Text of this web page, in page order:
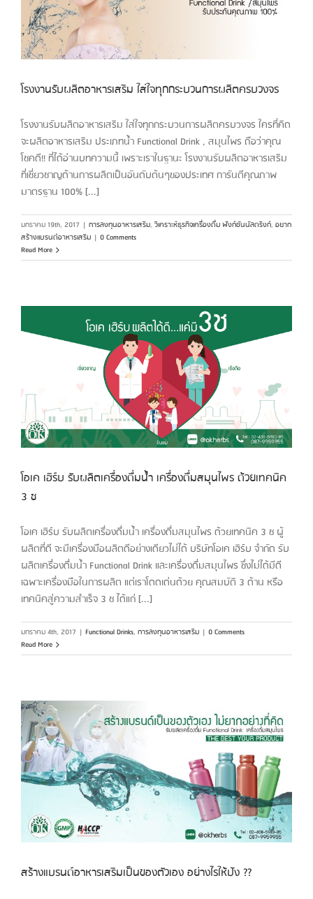
โรงงานรับผลิตอาหารเสริม ใส่ใจทุกกระบวนการผลิตครบวงจร
โรงงานรับผลิตอาหารเสริม ใส่ใจทุกกระบวนการผลิตครบวงจร ใครที่คิด
จะผลิตอาหารเสริม ประเภทน้ำ Functional Drink , สมุนไพร ถือว่าคุณ
โชคดี!! ที่ได้อ่านบทความนี้ เพราะเราในฐานะ โรงงานรับผลิตอาหารเสริม
ที่เชี่ยวชาญด้านการผลิตเป็นอันดับต้นๆของประเทศ การันตีคุณภาพ
มาตรฐาน 100% [...]
มกราคม 19th, 2017 | การลงทุนอาหารเสริม, วิเคราะห์ธุรกิจเครื่องดื่ม ฟังก์ชันนัลดริงก์, อยาก
สร้างแบรนด์อาหารเสริม | 0 Comments
Read More
โอเค เฮิร์บ รับผลิตเครื่องดื่มน้ำ เครื่องดื่มสมุนไพร ด้วยเทคนิค
3 ช
โอเค เฮิร์บ รับผลิตเครื่องดื่มน้ำ เครื่องดื่มสมุนไพร ด้วยเทคนิค 3 ช ผู้
ผลิตที่ดี จะมีเครื่องมือผลิตดีอย่างเดียวไม่ได้ บริษัทโอเค เฮิร์บ จำกัด รับ
ผลิตเครื่องดื่มน้ำ Functional Drink และเครื่องดื่มสมุนไพร ซึ่งไม่ได้มีดี
เฉพาะเครื่องมือในการผลิต แต่เราโดดเด่นด้วย คุณสมบัติ 3 ด้าน หรือ
เทคนิคสู่ความสำเร็จ 3 ช ได้แก่ [...]
มกราคม 4th, 2017 | Functional Drinks, การลงทุนอาหารเสริม | 0 Comments
Read More
สร้างแบรนด์อาหารเสริมเป็นของตัวเอง อย่างไรให้ปัง ??